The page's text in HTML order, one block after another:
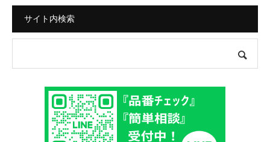
サイト内検索